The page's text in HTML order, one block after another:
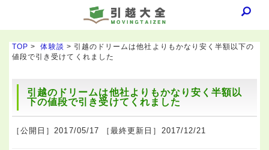
TOP >体験談 > 引越のドリームは他社よりもかなり安く半額以下の
値段で引き受けてくれました
引越のドリームは他社よりもかなり安く半額以
下の値段で引き受けてくれました
［公開日］2017/05/17 ［最終更新日］2017/12/21